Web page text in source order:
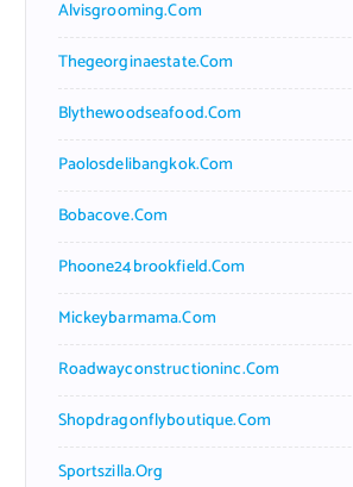
Alvisgrooming.com
Thegeorginaestate.com
Blythewoodseafood.com
Paolosdelibangkok.com
Bobacove.com
Phoone24brookfield.com
Mickeybarmama.com
Roadwayconstructioninc.com
Shopdragonflyboutique.com
Sportszilla.org